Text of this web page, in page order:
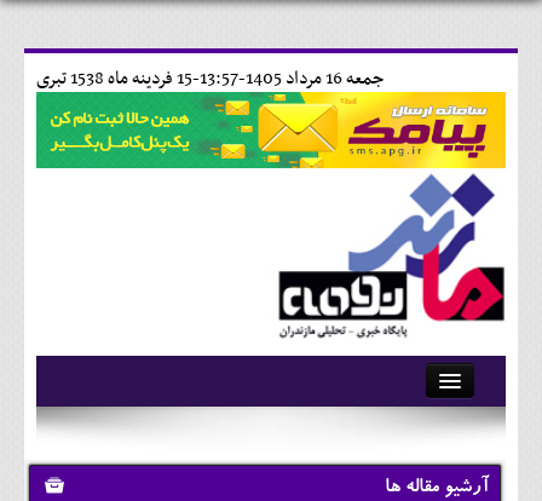
15 فردينه ماه 1538 تبری جمعه 16 مرداد 1405-13:57-
آرشیو
تماس با ما
آرشیو مقاله ها